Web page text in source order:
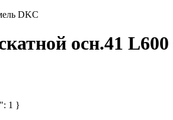
DKC
осн.41
1 }